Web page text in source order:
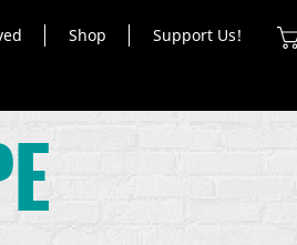
Shop Support Us!